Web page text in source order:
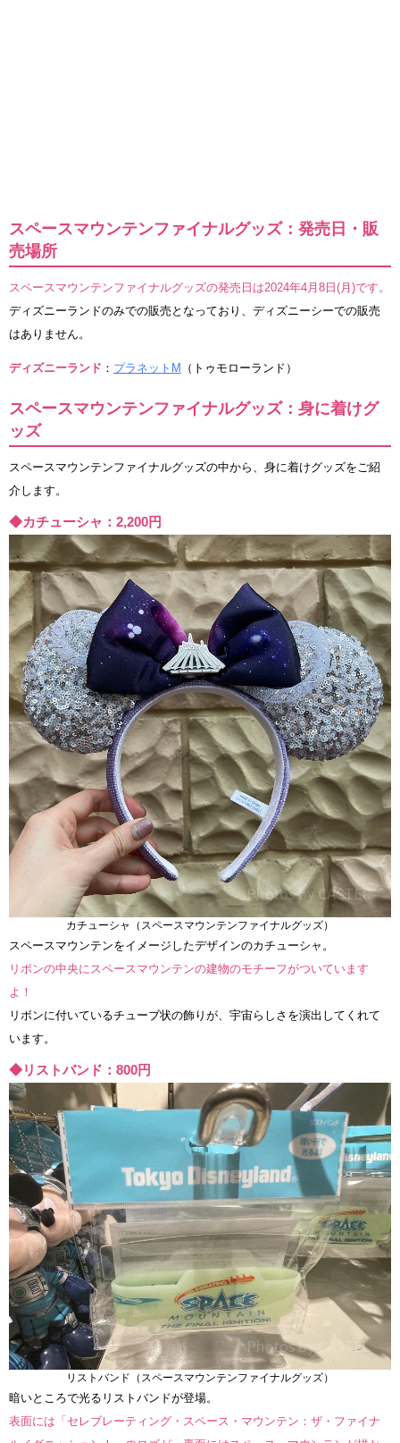
スペースマウンテンファイナルグッズ：発売日・販
売場所
スペースマウンテンファイナルグッズの発売日は2024年4月8日(月)です。
ディズニーランドのみでの販売となっており、ディズニーシーでの販売
はありません。
ディズニーランド ： プラネットM （トゥモローランド）
スペースマウンテンファイナルグッズ：身に着けグ
ッズ
スペースマウンテンファイナルグッズの中から、身に着けグッズをご紹
介します。
◆カチューシャ：2,200円
カチューシャ（スペースマウンテンファイナルグッズ）
スペースマウンテンをイメージしたデザインのカチューシャ。
リボンの中央にスペースマウンテンの建物のモチーフがついています
よ！
リボンに付いているチューブ状の飾りが、宇宙らしさを演出してくれて
います。
◆リストバンド：800円
リストバンド（スペースマウンテンファイナルグッズ）
暗いところで光るリストバンドが登場。
表面には「セレブレーティング・スペース・マウンテン：ザ・ファイナ